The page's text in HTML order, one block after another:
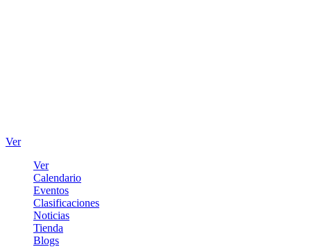
Ver
Ver
Calendario
Eventos
Clasificaciones
Noticias
Tienda
Blogs